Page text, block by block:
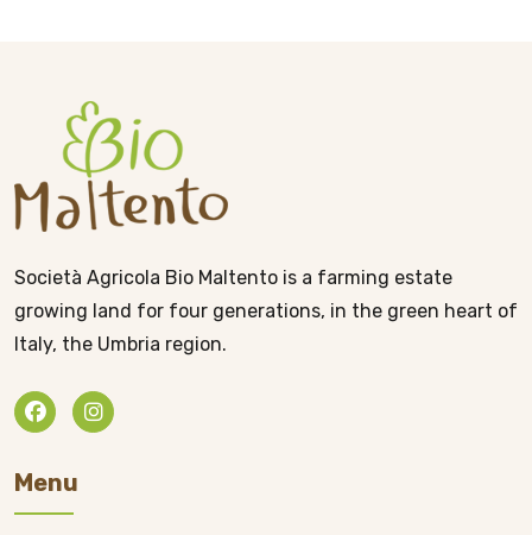
Società Agricola Bio Maltento is a farming estate
growing land for four generations, in the green heart of
Italy, the Umbria region.
Menu